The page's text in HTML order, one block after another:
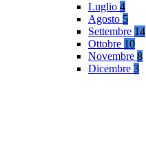
Luglio 4
Agosto 5
Settembre 14
Ottobre 10
Novembre 8
Dicembre 3